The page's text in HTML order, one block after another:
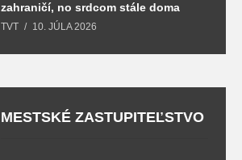
zahraničí, no srdcom stále doma
TVT 10. JÚLA 2026
MESTSKÉ ZASTUPITEĽSTVO